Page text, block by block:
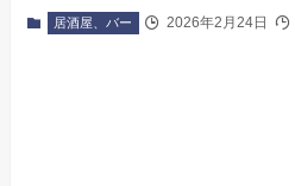
居酒屋、バー 2026年2月24日